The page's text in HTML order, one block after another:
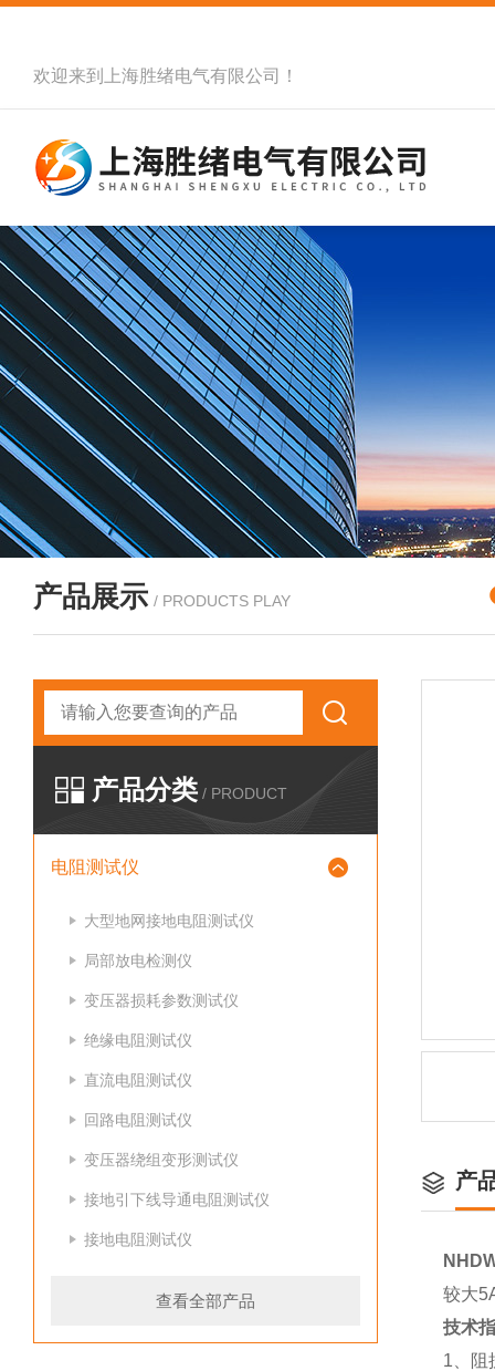
欢迎来到 上海胜绪电气有限公司 ！
产品展示 / PRODUCTS PLAY
产品分类 / PRODUCT
电阻测试仪
大型地网接地电阻测试仪
局部放电检测仪
变压器损耗参数测试仪
绝缘电阻测试仪
直流电阻测试仪
回路电阻测试仪
变压器绕组变形测试仪
接地引下线导通电阻测试仪
接地电阻测试仪
查看全部产品
产
较大
技术
1、阻